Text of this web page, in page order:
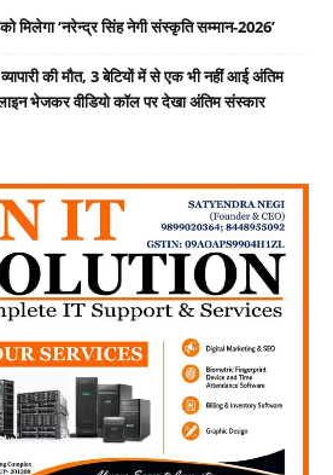
मिलेगा ‘नरेन्द्र सिंह नेगी संस्कृति सम्मान-2026’
की मौत, 3 बेटियों में से एक भी नहीं आई अंतिम
भेजकर वीडियो कॉल पर देखा अंतिम संस्कार